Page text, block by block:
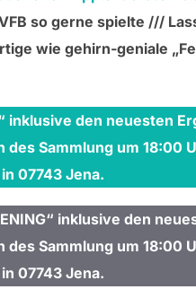
so gerne spielte ///
wie gehirn-geniale
inklusive den neuesten
Sammlung um 18:00
07743 Jena.
inklusive den
Sammlung um 18:00
07743 Jena.